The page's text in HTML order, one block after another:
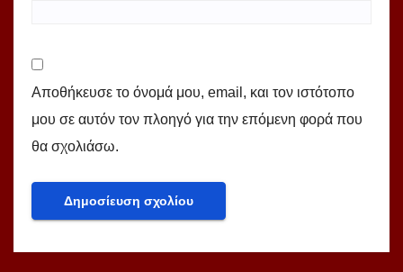
Αποθήκευσε το όνομά μου, email, και τον ιστότοπο
μου σε αυτόν τον πλοηγό για την επόμενη φορά που
θα σχολιάσω.